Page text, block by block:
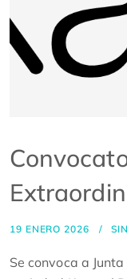
19 ENERO 2026
Se convoca a